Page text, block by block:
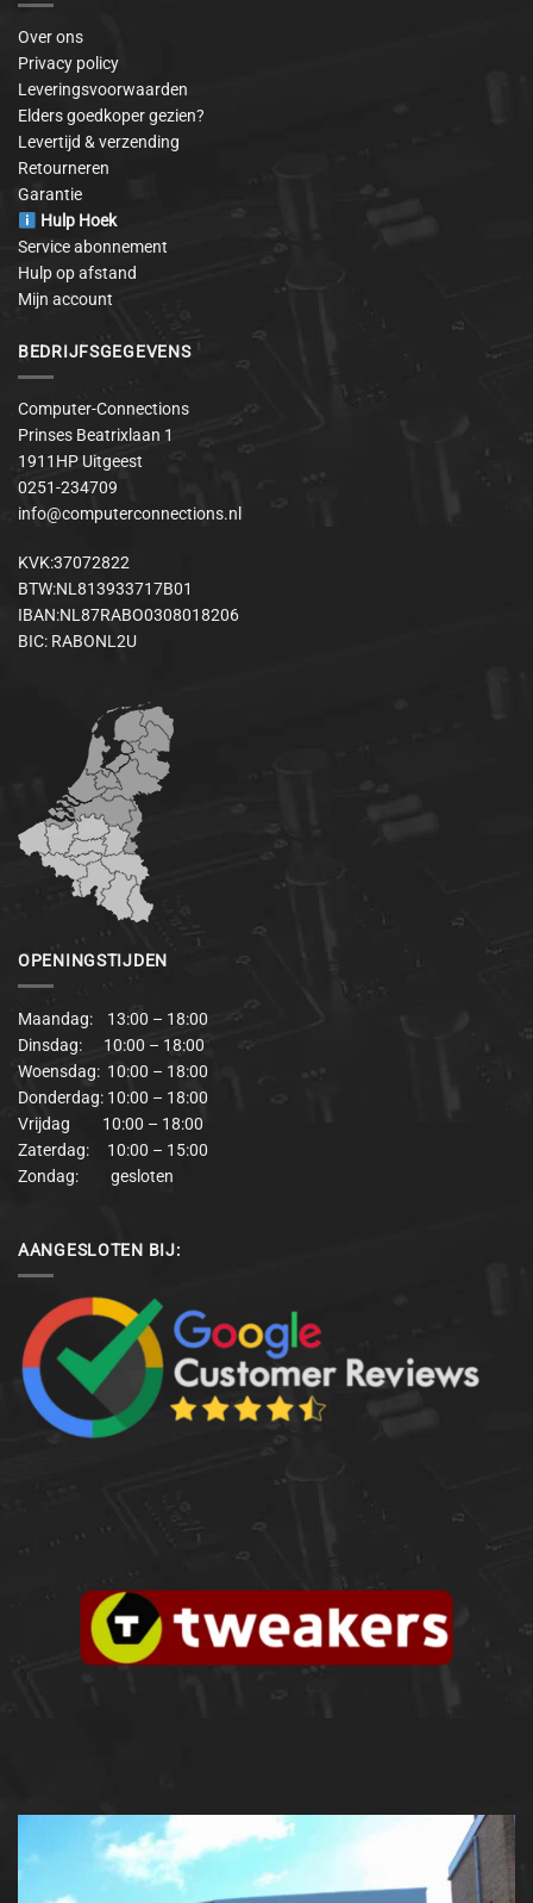
Over ons
Privacy policy
Leveringsvoorwaarden
Elders goedkoper gezien?
Levertijd & verzending
Retourneren
Garantie
Hulp Hoek
Service abonnement
Hulp op afstand
Mijn account
BEDRIJFSGEGEVENS
Computer-Connections
Prinses Beatrixlaan 1
1911HP Uitgeest
0251-234709
info@computerconnections.nl
KVK:37072822
BTW:NL813933717B01
IBAN:NL87RABO0308018206
BIC: RABONL2U
OPENINGSTIJDEN
Maandag: 13:00 – 18:00
Dinsdag: 10:00 – 18:00
Woensdag: 10:00 – 18:00
Donderdag: 10:00 – 18:00
Vrijdag 10:00 – 18:00
Zaterdag: 10:00 – 15:00
Zondag: gesloten
AANGESLOTEN BIJ: